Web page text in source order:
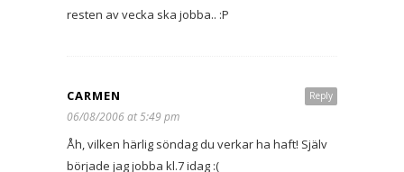
resten av vecka ska jobba.. :P
Reply
CARMEN
06/08/2006 at 5:49 pm
Åh, vilken härlig söndag du verkar ha haft! Själv
började jag jobba kl.7 idag :(